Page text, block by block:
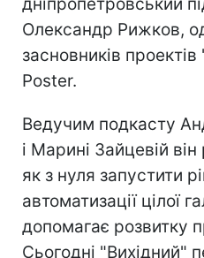
дніпропетровський
Олександр Рижков,
засновників проектів
Poster.
Ведучим подкасту
і Марині Зайцевій
як з нуля запустити
автоматизації цілої
допомагає розвитку
Сьогодні "Вихідний"